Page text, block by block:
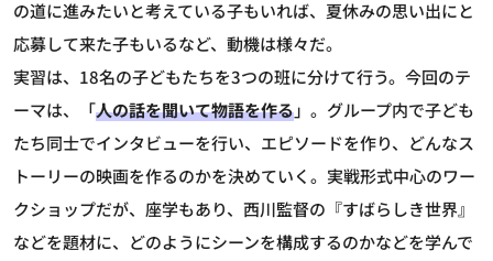
の道に進みたいと考えている子もいれば、夏休みの思い出にと
応募して来た子もいるなど、動機は様々だ。
実習は、18名の子どもたちを3つの班に分けて行う。今回のテ
ーマは、「人の話を聞いて物語を作る」。グループ内で子ども
たち同士でインタビューを行い、エピソードを作り、どんなス
トーリーの映画を作るのかを決めていく。実戦形式中心のワー
クショップだが、座学もあり、西川監督の『すばらしき世界』
などを題材に、どのようにシーンを構成するのかなどを学んで